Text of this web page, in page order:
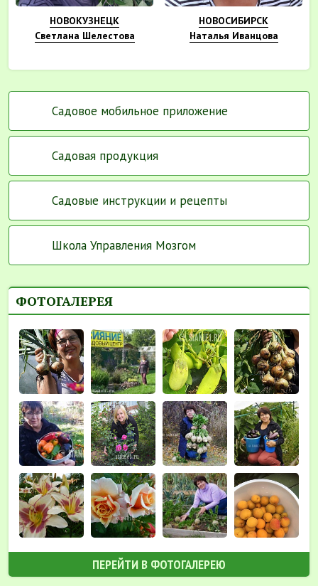
НОВОКУЗНЕЦК
Светлана Шелестова
НОВОСИБИРСК
Наталья Иванцова
Садовое мобильное приложение
Садовая продукция
Садовые инструкции и рецепты
Школа Управления Мозгом
ФОТОГАЛЕРЕЯ
ПЕРЕЙТИ В ФОТОГАЛЕРЕЮ